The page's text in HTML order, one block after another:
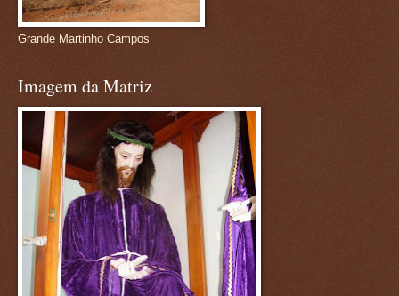
Grande Martinho Campos
Imagem da Matriz